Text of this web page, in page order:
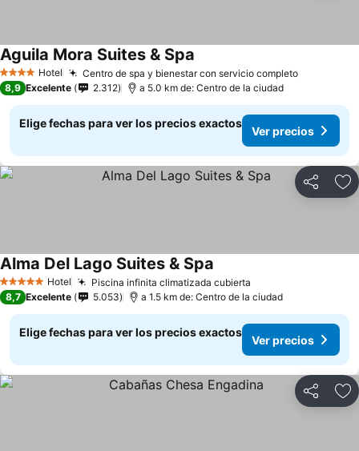
4 EstrellasHotel Centro de spa y bienestar con servicio completoVer
Aguila Mora Suites & Spa
8,9 Excelente 2.312 a 5.0 km de: Centro de la ciudad
Elige fechas para ver los precios exactos
Ver precios
Compartir
5 Estrellas Hotel Piscina infinita climatizada cubierta
Alma Del Lago Suites & Spa
8,7 Excelente 5.053 a 1.5 km de: Centro de la ciudad
Elige fechas para ver los precios exactos
Ver precios
Compartir